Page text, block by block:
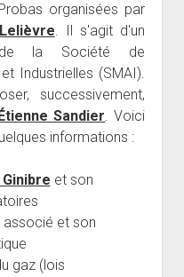
organisées par
. Il s'agit d'un
de la Société de
Industrielles (SMAI).
successivement,
Sandier. Voici
informations :
et son
et son
gaz (lois